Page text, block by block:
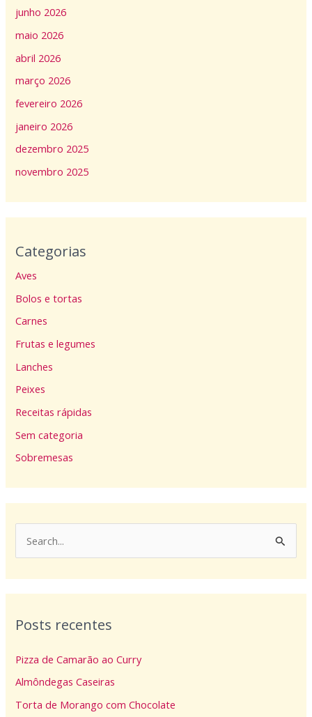
junho 2026
maio 2026
abril 2026
março 2026
fevereiro 2026
janeiro 2026
dezembro 2025
novembro 2025
Categorias
Aves
Bolos e tortas
Carnes
Frutas e legumes
Lanches
Peixes
Receitas rápidas
Sem categoria
Sobremesas
s
u
s
a
r
Posts recentes
Pizza de Camarão ao Curry
Almôndegas Caseiras
Torta de Morango com Chocolate